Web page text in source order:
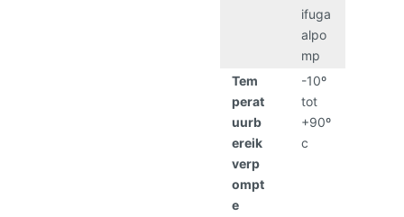
ifuga
alpo
mp
Tem
perat
uurb
ereik
verp
ompt
e
-10º
tot
+90º
c